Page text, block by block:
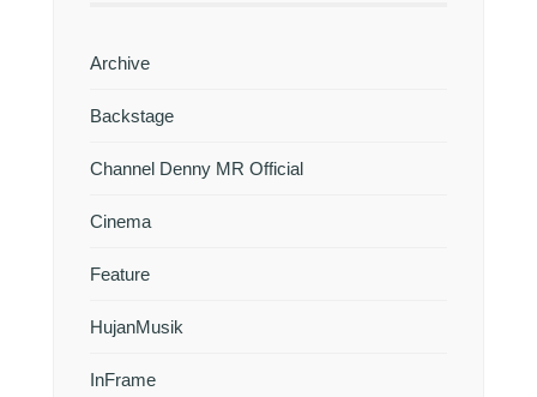
Archive
Backstage
Channel Denny MR Official
Cinema
Feature
HujanMusik
InFrame